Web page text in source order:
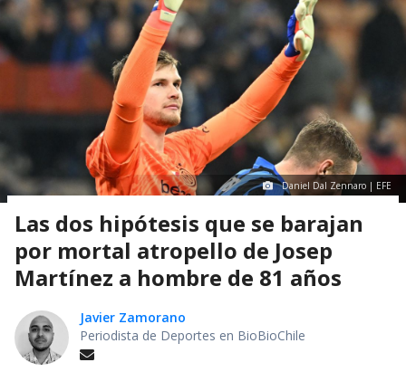
Daniel Dal Zennaro | EFE
Las dos hipótesis que se barajan
por mortal atropello de Josep
Martínez a hombre de 81 años
Javier Zamorano
Periodista de Deportes en BioBioChile